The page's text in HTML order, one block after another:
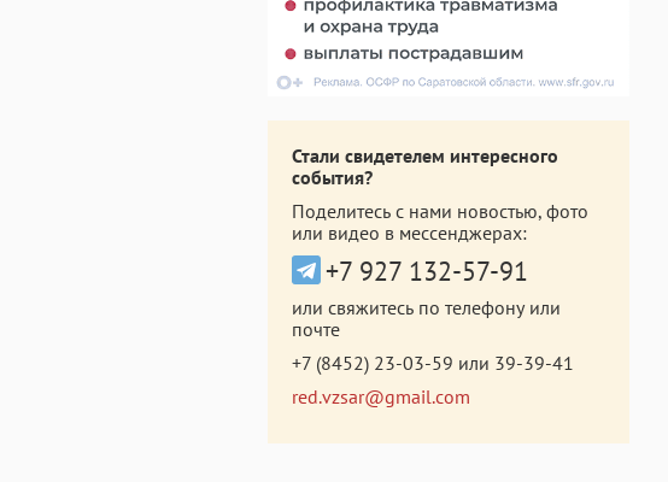
Стали свидетелем интересного
события?
Поделитесь с нами новостью, фото
или видео в мессенджерах:
+7 927 132-57-91
или свяжитесь по телефону или
почте
+7 (8452) 23-03-59 или 39-39-41
red.vzsar@gmail.com